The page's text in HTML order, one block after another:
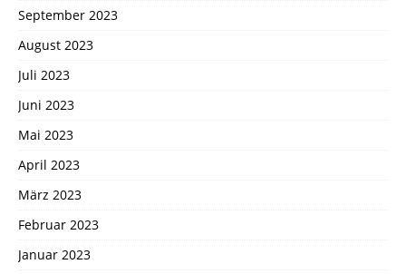
September 2023
August 2023
Juli 2023
Juni 2023
Mai 2023
April 2023
März 2023
Februar 2023
Januar 2023